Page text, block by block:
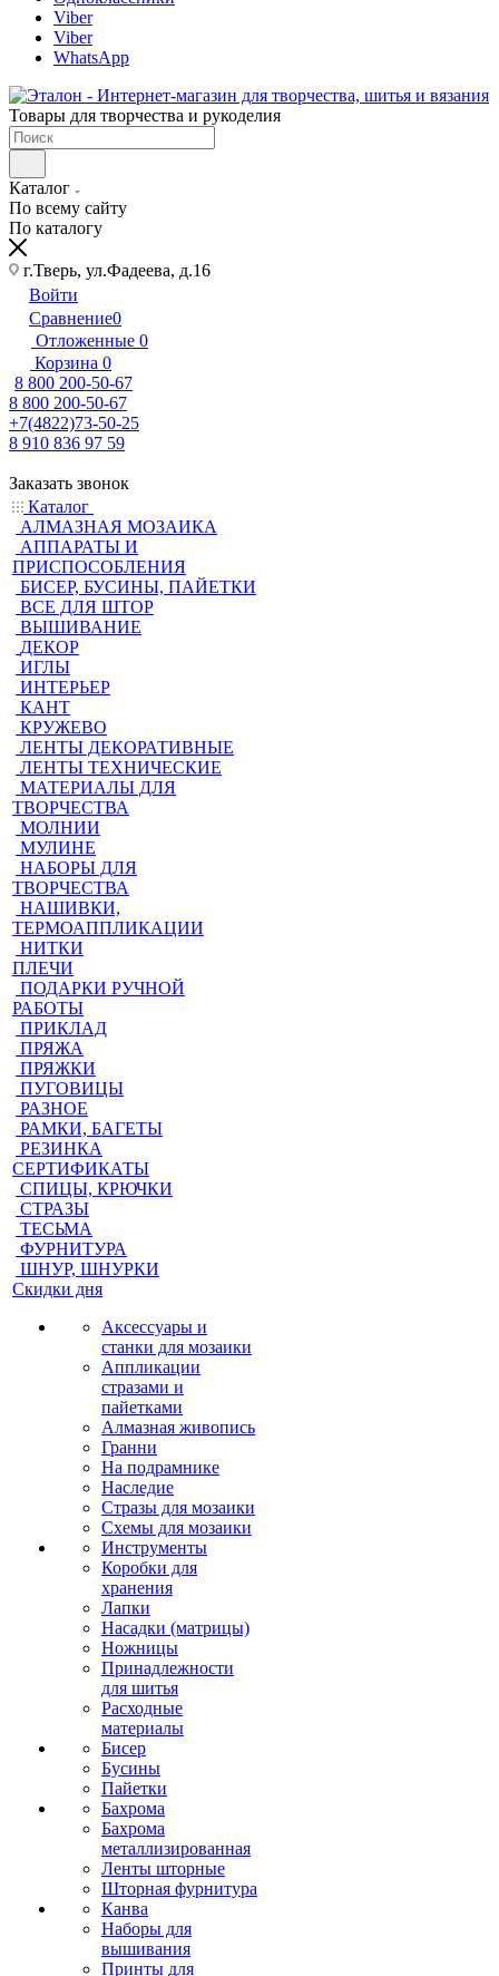
Viber
Viber
WhatsApp
Товары для творчества и рукоделия
Каталог
По всему сайту
По каталогу
г.Тверь, ул.Фадеева, д.16
Войти
Сравнение0
Отложенные 0
Корзина 0
8 800 200-50-67
8 800 200-50-67
+7(4822)73-50-25
8 910 836 97 59
Заказать звонок
Каталог
АЛМАЗНАЯ МОЗАИКА
АППАРАТЫ И
ПРИСПОСОБЛЕНИЯ
БИСЕР, БУСИНЫ, ПАЙЕТКИ
ВСЕ ДЛЯ ШТОР
ВЫШИВАНИЕ
ДЕКОР
ИГЛЫ
ИНТЕРЬЕР
КАНТ
КРУЖЕВО
ЛЕНТЫ ДЕКОРАТИВНЫЕ
ЛЕНТЫ ТЕХНИЧЕСКИЕ
МАТЕРИАЛЫ ДЛЯ
ТВОРЧЕСТВА
МОЛНИИ
МУЛИНЕ
НАБОРЫ ДЛЯ
ТВОРЧЕСТВА
НАШИВКИ,
ТЕРМОАППЛИКАЦИИ
НИТКИ
ПЛЕЧИ
ПОДАРКИ РУЧНОЙ
РАБОТЫ
ПРИКЛАД
ПРЯЖА
ПРЯЖКИ
ПУГОВИЦЫ
РАЗНОЕ
РАМКИ, БАГЕТЫ
РЕЗИНКА
СЕРТИФИКАТЫ
СПИЦЫ, КРЮЧКИ
СТРАЗЫ
ТЕСЬМА
ФУРНИТУРА
ШНУР, ШНУРКИ
Скидки дня
Аксессуары и
станки для мозаики
Аппликации
стразами и
пайетками
Алмазная живопись
Гранни
На подрамнике
Наследие
Стразы для мозаики
Схемы для мозаики
Инструменты
Коробки для
хранения
Лапки
Насадки (матрицы)
Ножницы
Принадлежности
для шитья
Расходные
материалы
Бисер
Бусины
Пайетки
Бахрома
Бахрома
металлизированная
Ленты шторные
Шторная фурнитура
Канва
Наборы для
вышивания
Принты для